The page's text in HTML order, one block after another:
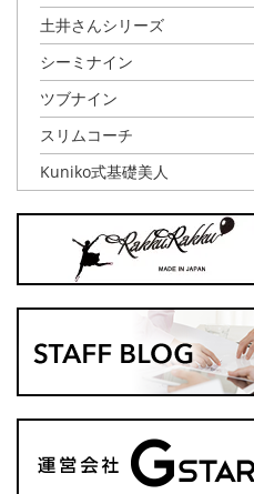
土井さんシリーズ
シーミナイン
ツブナイン
スリムコーチ
Kuniko式基礎美人